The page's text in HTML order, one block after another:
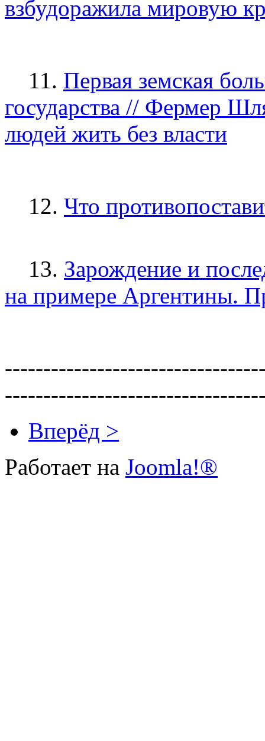
взбудоражила мировую
11. Первая земская
государства // Фермер
людей жить без власти
12. Что
13. Зарождение и
на примере Аргентины.
Вперёд >
Работает на Joomla!®